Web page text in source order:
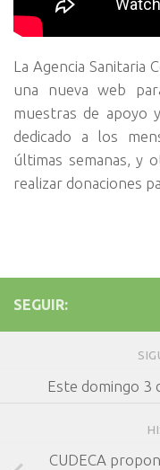
La Agencia Sanitaria
una nueva web
muestras de apoyo
dedicado a los
últimas semanas, y
realizar donaciones
SEGUIR:
Este domingo 3
CUDECA